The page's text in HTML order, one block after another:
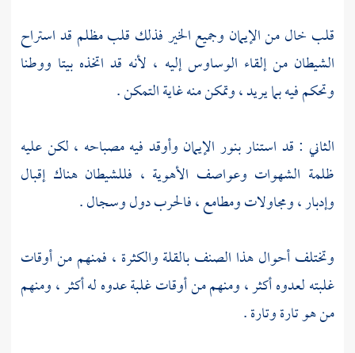
قلب خال من الإيمان وجميع الخير فذلك قلب مظلم قد استراح
الشيطان من إلقاء الوساوس إليه ، لأنه قد اتخذه بيتا ووطنا
وتحكم فيه بما يريد ، وتمكن منه غاية التمكن .
الثاني : قد استنار بنور الإيمان وأوقد فيه مصباحه ، لكن عليه
ظلمة الشهوات وعواصف الأهوية ، فللشيطان هناك إقبال
وإدبار ، ومجاولات ومطامع ، فالحرب دول وسجال .
وتختلف أحوال هذا الصنف بالقلة والكثرة ، فمنهم من أوقات
غلبته لعدوه أكثر ، ومنهم من أوقات غلبة عدوه له أكثر ، ومنهم
من هو تارة وتارة .